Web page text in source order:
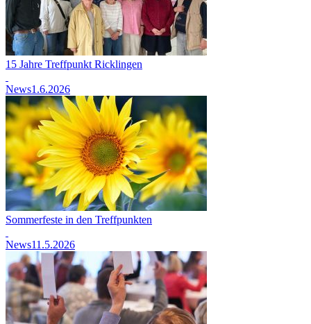
15 Jahre Treffpunkt Ricklingen
News1.6.2026
Sommerfeste in den Treffpunkten
News11.5.2026